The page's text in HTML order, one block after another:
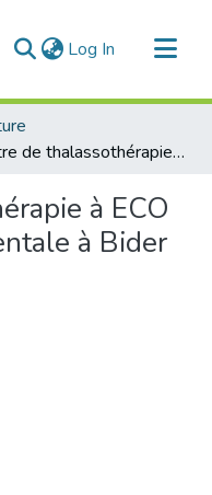
Log In (current)
Centre de thalassothérapie à ECO gestion environnementale à Bider
à ECO
à Bider